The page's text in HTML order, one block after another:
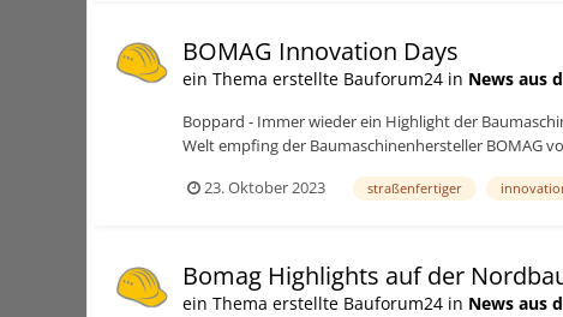
BOMAG Innovation Days
ein Thema erstellte Bauforum24 in News aus
Boppard - Immer wieder ein Highlight der
Welt empfing der Baumaschinenhersteller BOMAG
23. Oktober 2023
straßenfertiger
Bomag Highlights auf der
ein Thema erstellte Bauforum24 in News aus